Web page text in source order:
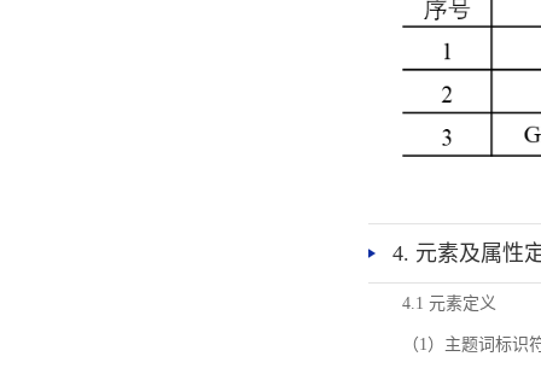
4. 元素及属性
4.1 元素定义
（1）主题词标识